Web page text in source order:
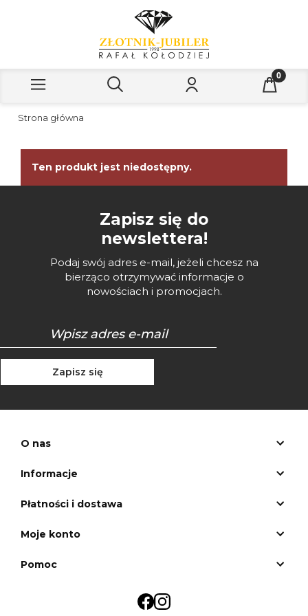
Strona główna
Ten produkt jest niedostępny.
Zapisz się do
newslettera!
Podaj swój adres e-mail, jeżeli chcesz na
bierząco otrzymywać informacje o
nowościach i promocjach.
Zapisz się
O nas
Informacje
Płatności i dostawa
Moje konto
Pomoc